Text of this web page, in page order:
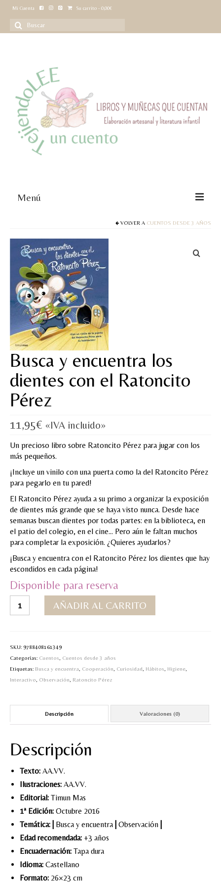
Mi Cuenta Su carrito - 0,00€
Buscar
por:
Menú
Juegos y puzles
Materiales de juego
Artesanía Waldorf
Hecho a mano
Tote bag
Papelería
TIENDA
¿QUIÉN SOY?
MI CUENTA
Valoraciones y opiniones de TejiendoLEE un
cuento
VOLVER A CUENTOS DESDE 3 AÑOS
Busca y encuentra los
dientes con el Ratoncito
Pérez
11,95€ «IVA incluido»
Un precioso libro sobre Ratoncito Pérez para jugar con los
más pequeños.
¡Incluye un vinilo con una puerta como la del Ratoncito Pérez
para pegarlo en tu pared!
El Ratoncito Pérez ayuda a su primo a organizar la exposición
de dientes más grande que se haya visto nunca. Desde hace
semanas buscan dientes por todas partes: en la biblioteca, en
el patio del colegio, en el cine… Pero aún le faltan muchos
para completar la exposición. ¿Quieres ayudarlos?
¡Busca y encuentra con el Ratoncito Pérez los dientes que hay
escondidos en cada página!
Disponible para reserva
dientes
con
el
Ratoncito
AÑADIR AL CARRITO
SKU: 9788408161349
Categorías: Cuentos
Cuentos desde 3 años
Etiquetas: Busca y encuentra Cooperación Curiosidad Hábitos Higiene
Interactivo
Observación Ratoncito Pérez
Descripción Valoraciones (0)
Descripción
Texto: AA.VV.
Ilustraciones: AA.VV.
Editorial: Timun Mas
1ª Edición: Octubre 2016
Temática:
Busca y encuentra Observación
Edad recomendada: +3 años
Encuadernación: Tapa dura
Idioma: Castellano
Formato: 26×23 cm